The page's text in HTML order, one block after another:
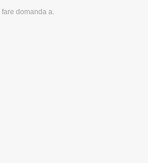
fare domanda a.